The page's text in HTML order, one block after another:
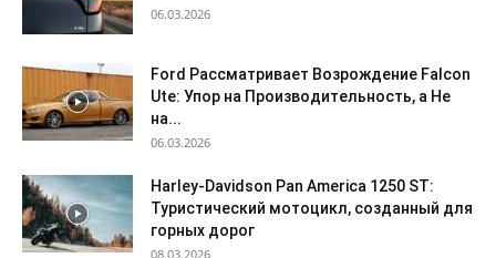
06.03.2026
Ford Рассматривает Возрождение Falcon
Ute: Упор на Производительность, а Не
на...
06.03.2026
Harley-Davidson Pan America 1250 ST:
Туристический мотоцикл, созданный для
горных дорог
08.03.2026